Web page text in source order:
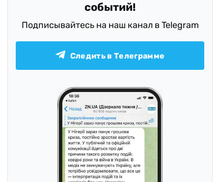
событий!
Подписывайтесь на наш канал в Telegram
Следить в Телеграмме